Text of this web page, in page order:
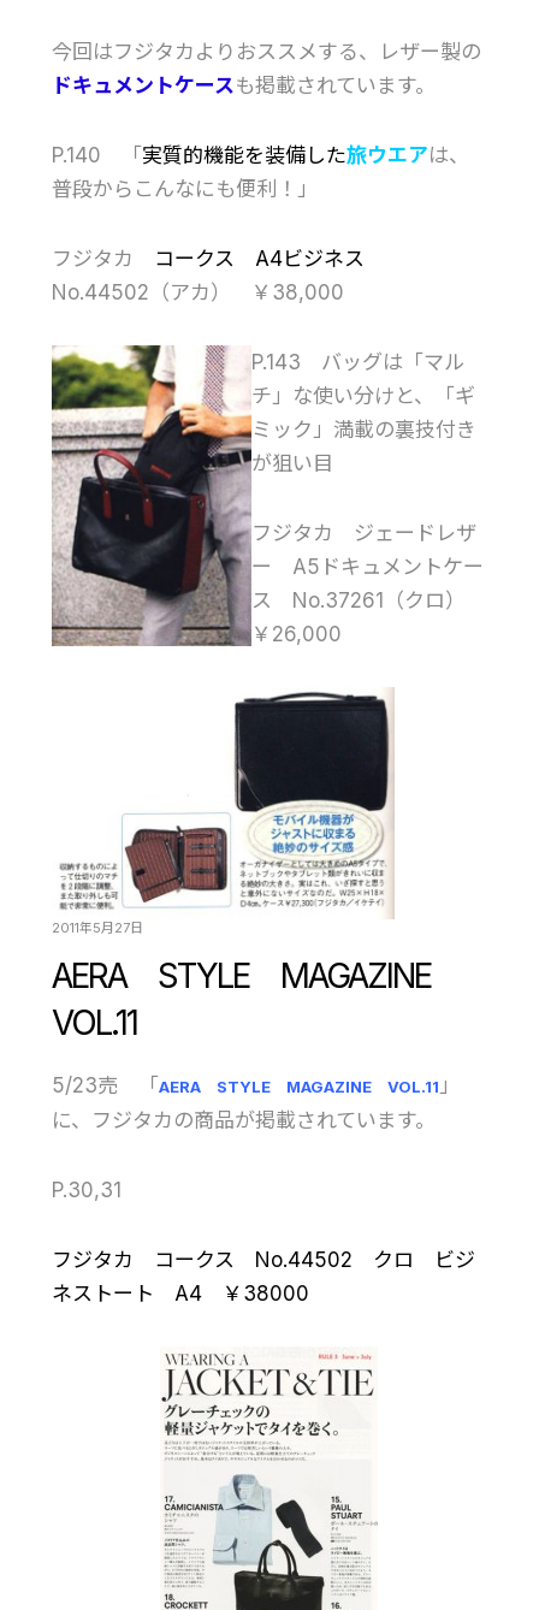
今回はフジタカよりおススメする、レザー製の
ドキュメントケースも掲載されています。
P.140 「実質的機能を装備した旅ウエアは、
普段からこんなにも便利！」
フジタカ
コークス A4ビジネス
No.44502（アカ） ￥38,000
P.143 バッグは「マル
チ」な使い分けと、「ギ
ミック」満載の裏技付き
が狙い目
フジタカ ジェードレザ
ー A5ドキュメントケー
ス No.37261（クロ）
￥26,000
2011年5月27日
AERA STYLE MAGAZINE
VOL.11
5/23売 「 AERA STYLE MAGAZINE VOL.11 」
に、フジタカの商品が掲載されています。
P.30,31
フジタカ コークス No.44502 クロ ビジ
ネストート A4 ￥38000